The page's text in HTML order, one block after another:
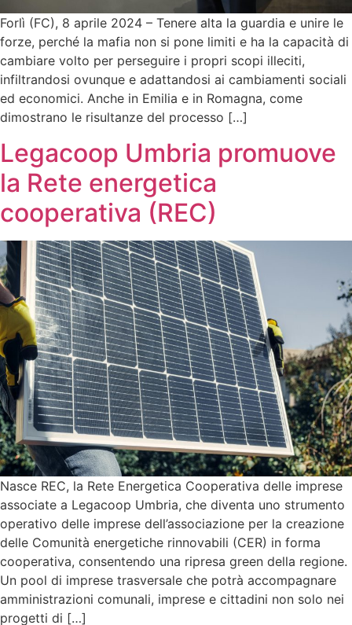
Forlì (FC), 8 aprile 2024 – Tenere alta la guardia e unire le
forze, perché la mafia non si pone limiti e ha la capacità di
cambiare volto per perseguire i propri scopi illeciti,
infiltrandosi ovunque e adattandosi ai cambiamenti sociali
ed economici. Anche in Emilia e in Romagna, come
dimostrano le risultanze del processo […]
Legacoop Umbria promuove
la Rete energetica
cooperativa (REC)
Nasce REC, la Rete Energetica Cooperativa delle imprese
associate a Legacoop Umbria, che diventa uno strumento
operativo delle imprese dell’associazione per la creazione
delle Comunità energetiche rinnovabili (CER) in forma
cooperativa, consentendo una ripresa green della regione.
Un pool di imprese trasversale che potrà accompagnare
amministrazioni comunali, imprese e cittadini non solo nei
progetti di […]